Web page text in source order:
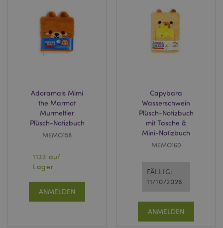
Adoramals Mimi
the Marmot
Murmeltier
Plüsch-Notizbuch
MEMO158
1133 auf
Lager
ANMELDEN
Capybara
Wasserschwein
Plüsch-Notizbuch
mit Tasche &
Mini-Notizbuch
MEMO160
FÄLLIG:
11/10/2026
ANMELDEN
mage-messages
www.puckator.de
Adobe Inc.
www.puckator.de